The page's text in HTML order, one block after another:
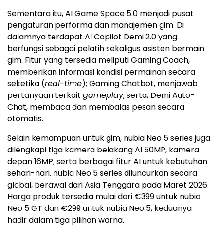
Sementara itu, AI Game Space 5.0 menjadi pusat
pengaturan performa dan manajemen gim. Di
dalamnya terdapat AI Copilot Demi 2.0 yang
berfungsi sebagai pelatih sekaligus asisten bermain
gim. Fitur yang tersedia meliputi Gaming Coach,
memberikan informasi kondisi permainan secara
seketika (real-time); Gaming Chatbot, menjawab
pertanyaan terkait gameplay; serta, Demi Auto-
Chat, membaca dan membalas pesan secara
otomatis.
Selain kemampuan untuk gim, nubia Neo 5 series juga
dilengkapi tiga kamera belakang AI 50MP, kamera
depan 16MP, serta berbagai fitur AI untuk kebutuhan
sehari-hari. nubia Neo 5 series diluncurkan secara
global, berawal dari Asia Tenggara pada Maret 2026.
Harga produk tersedia mulai dari €399 untuk nubia
Neo 5 GT dan €299 untuk nubia Neo 5, keduanya
hadir dalam tiga pilihan warna.